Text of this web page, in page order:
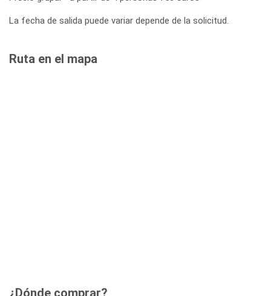
La fecha de salida puede variar depende de la solicitud.
Ruta en el mapa
¿Dónde comprar?